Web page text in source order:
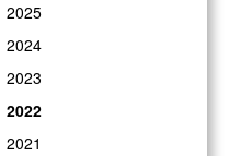
2025
2024
2023
2022
2021